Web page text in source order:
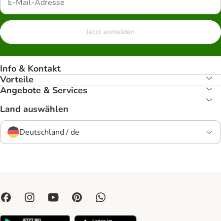
Jetzt anmelden
Info & Kontakt
Vorteile
Angebote & Services
Land auswählen
Deutschland / de